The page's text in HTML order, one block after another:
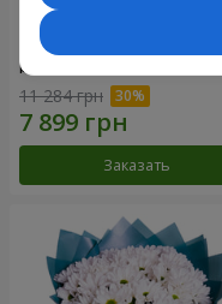
Цветы в коробке "101
розовая роза"
11 284 грн
Заказать